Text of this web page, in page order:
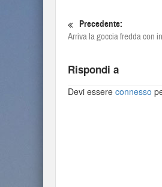
Precedente:
Arriva la goccia fredda con
Rispondi a
Devi essere connesso